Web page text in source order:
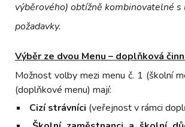
výběrového) obtížně kombinovatelné
požadavky.
Výběr ze dvou Menu – doplňková
Možnost volby mezi menu č. 1 (školní
(doplňkové menu) mají:
Cizí strávníci (veřejnost v rámci